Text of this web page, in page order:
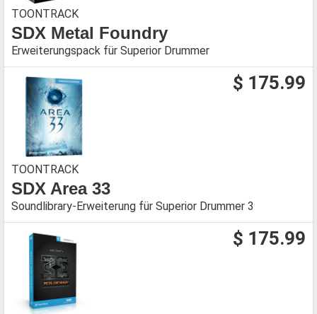
TOONTRACK
SDX Metal Foundry
Erweiterungspack für Superior Drummer
$ 175.99
TOONTRACK
SDX Area 33
Soundlibrary-Erweiterung für Superior Drummer 3
$ 175.99